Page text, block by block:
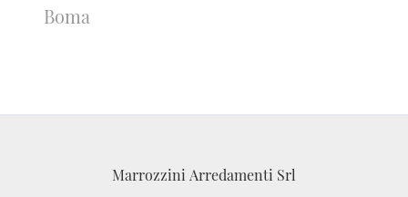
Boma
Marrozzini Arredamenti Srl